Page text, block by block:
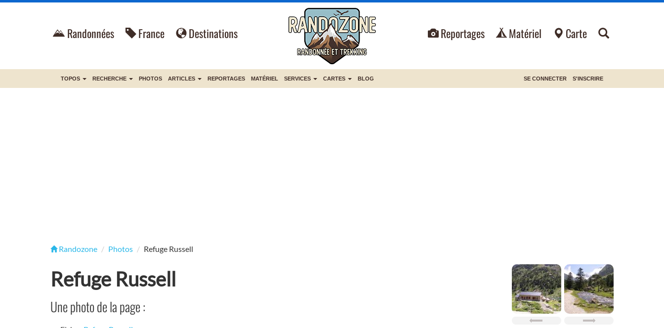
Randonnées France Destinations Reportages Matériel Carte
TOPOS RECHERCHE PHOTOS ARTICLES REPORTAGES MATÉRIEL SERVICES CARTES BLOG SE CONNECTER S'INSCRIRE
Randozone Photos Refuge Russell
Refuge Russell
Une photo de la page :